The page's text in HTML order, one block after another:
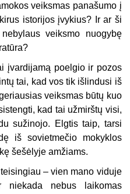
veiksmas panašumo į
istorijos įvykius? Ir ar ši
veiksmo nuogybę
įvardijamą poelgio ir pozos
tai, kad vos tik išlindusi iš
veiksmas būtų kuo
kad tai užmirštų visi,
sužinojo. Elgtis taip, tarsi
iš sovietmečio mokyklos
šešėlyje amžiams.
– vien mano viduje
nebus laikomas